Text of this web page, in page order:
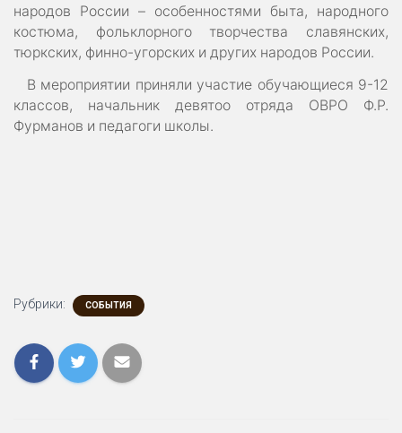
народов России – особенностями быта, народного
костюма, фольклорного творчества славянских,
тюркских, финно-угорских и других народов России.
В мероприятии приняли участие обучающиеся 9-12
классов, начальник девятоо отряда ОВРО Ф.Р.
Фурманов и педагоги школы.
Рубрики: СОБЫТИЯ